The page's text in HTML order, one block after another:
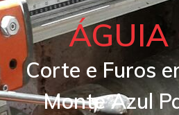
ÁGUIA
Corte e Furos
Monte Azul